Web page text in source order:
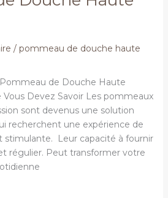
/ pommeau de douche haute
de Douche Haute
Vous Devez Savoir Les pommeaux
sont devenus une solution
recherchent une expérience de
stimulante. Leur capacité à fournir
régulier. Peut transformer votre